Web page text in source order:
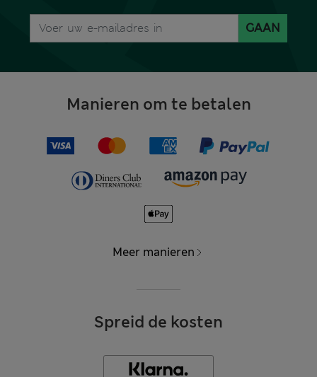
GAAN
Manieren om te betalen
Meer manieren
Spreid de kosten